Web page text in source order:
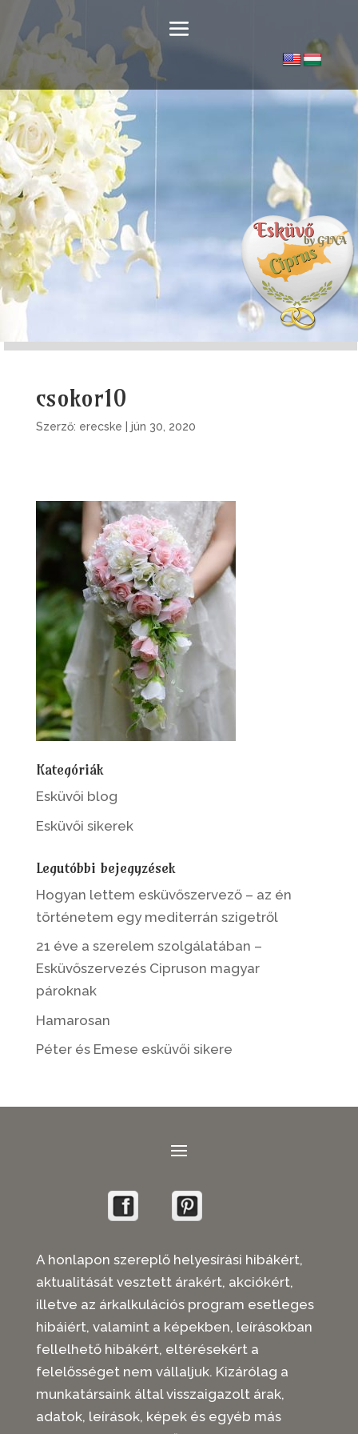
csokor10
Szerző: erecske jún 30, 2020
Kategóriák
Esküvői blog
Esküvői sikerek
Legutóbbi bejegyzések
Hogyan lettem esküvőszervező – az én
történetem egy mediterrán szigetről
21 éve a szerelem szolgálatában –
Esküvőszervezés Cipruson magyar
pároknak
Hamarosan
Péter és Emese esküvői sikere
A honlapon szereplő helyesírási hibákért,
aktualitását vesztett árakért, akciókért,
illetve az árkalkulációs program esetleges
hibáiért, valamint a képekben, leírásokban
fellelhető hibákért, eltérésekért a
felelősséget nem vállaljuk. Kizárólag a
munkatársaink által visszaigazolt árak,
adatok, leírások, képek és egyéb más